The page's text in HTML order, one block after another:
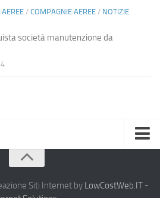
/ COMPAGNIE AEREE / NOTIZIE
società manutenzione da
Siti Internet by LowCostWeb.IT -